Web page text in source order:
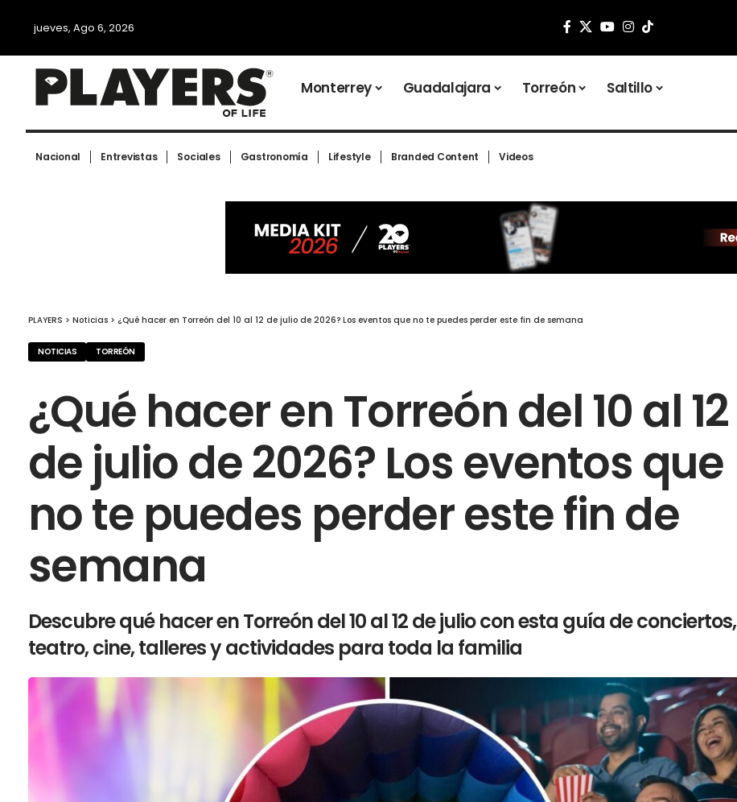
jueves, Ago 6, 2026
Monterrey Guadalajara Torreón Saltillo
Nacional Entrevistas Sociales Gastronomía Lifestyle Branded Content Videos
PLAYERS > Noticias > ¿Qué hacer en Torreón del 10 al 12 de julio de 2026? Los eventos que no te puedes perder este fin de semana
NOTICIAS TORREÓN
¿Qué hacer en Torreón del 10 al 12
de julio de 2026? Los eventos que
no te puedes perder este fin de
semana
Descubre qué hacer en Torreón del 10 al 12 de julio con esta guía de conciertos,
teatro, cine, talleres y actividades para toda la familia